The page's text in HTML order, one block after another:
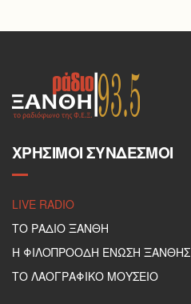
ΧΡΉΣΙΜΟΙ ΣΎΝΔΕΣΜΟΙ
LIVE RADIO
ΤΟ ΡΑΔΙΟ ΞΑΝΘΗ
Η ΦΙΛΟΠΡΟΟΔΗ ΕΝΩΣΗ ΞΑΝΘΗΣ
ΤΟ ΛΑΟΓΡΑΦΙΚΟ ΜΟΥΣΕΙΟ